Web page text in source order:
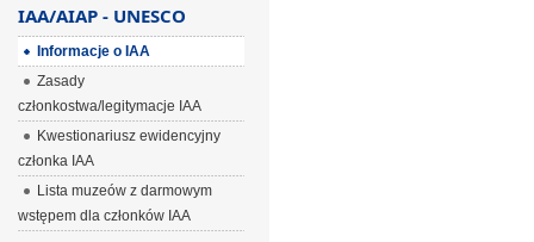
IAA/AIAP - UNESCO
Informacje o IAA
Zasady
członkostwa/legitymacje IAA
Kwestionariusz ewidencyjny
członka IAA
Lista muzeów z darmowym
wstępem dla członków IAA